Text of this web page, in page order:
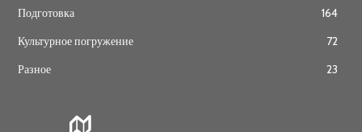
Подготовка
164
Культурное погружение
72
Разное
23